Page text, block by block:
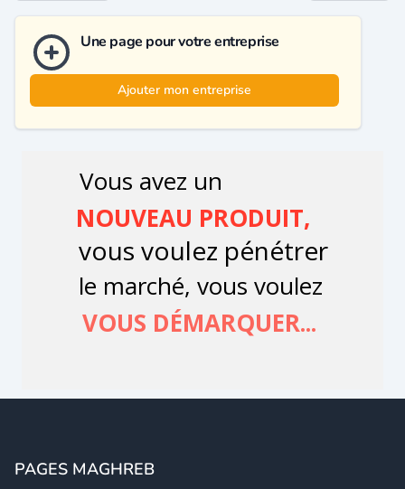
Une page pour votre entreprise
Ajouter mon entreprise
PAGES MAGHREB